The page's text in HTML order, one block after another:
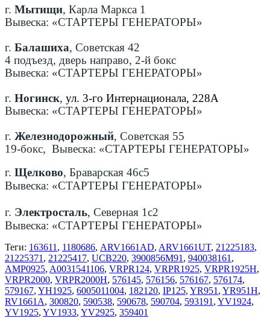
г. Мытищи, Карла Маркса 1
Вывеска: «СТАРТЕРЫ ГЕНЕРАТОРЫ»
г. Балашиха, Советская 42
4 подъезд, дверь направо, 2-й бокс
Вывеска: «СТАРТЕРЫ ГЕНЕРАТОРЫ»
г. Ногинск, ул. 3-го Интернационала, 228А
Вывеска: «СТАРТЕРЫ ГЕНЕРАТОРЫ»
г. Железнодорожный, Советская 55
19-бокс, Вывеска: «СТАРТЕРЫ ГЕНЕРАТОРЫ»
г. Щелково, Браварская 46с5
Вывеска: «СТАРТЕРЫ ГЕНЕРАТОРЫ»
г. Электросталь, Северная 1с2
Вывеска: «СТАРТЕРЫ ГЕНЕРАТОРЫ»
Теги: 163611 , 1180686, ARV1661AD, ARV1661UT, 21225183,
21225371 , 21225417, UCB220, 3900856M91 , 940038161 ,
AMP0925, A0031541106, VRPR124, VRPR1925, VRPR1925H,
VRPR2000, VRPR2000H, 576145, 576156, 576167, 576174,
579167, YH1925, 6005011004, 182120, IP125, YR951 , YR951H,
RV1661A, 300820, 590538, 590678, 590704, 593191 , YV1924,
YV1925, YV1933, YV2925, 359401